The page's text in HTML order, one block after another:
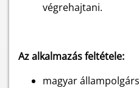
végrehajtani.
Az alkalmazás feltétele:
magyar